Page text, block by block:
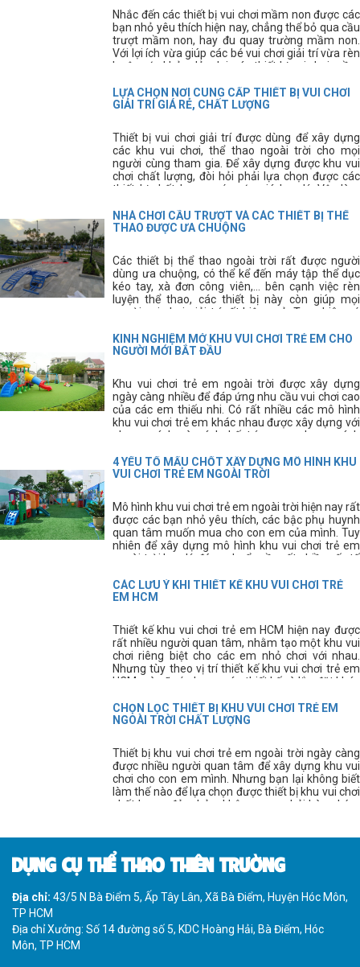
khỏe. Dụng cụ thể thao ngoài trời là lĩnh vực mà
Thiên Trường Sport luôn luôn chú trọng hàng
đầu. vì vậy, dụng cụ thể thao ngoài trời là lĩnh vực
mà Thiên Trường Sport luôn luôn chú trọng hàng
đầu, nhằm mang đến cho quý khách hàng những
Nhắc đến các thiết bị vui chơi mầm non được các
bạn nhỏ yêu thích hiện nay, chẳng thể bỏ qua cầu
trượt mầm non, hay đu quay trường mầm non.
Với lợi ích vừa giúp các bé vui chơi giải trí vừa rèn
luyện sức khỏe dẻo dai, các thiết bị vui chơi mầm
tâm.
LỰA CHỌN NƠI CUNG CẤP THIẾT BỊ VUI CHƠI
GIẢI TRÍ GIÁ RẺ, CHẤT LƯỢNG
Thiết bị vui chơi giải trí được dùng để xây dựng
các khu vui chơi, thể thao ngoài trời cho mọi
người cùng tham gia. Để xây dựng được khu vui
chơi chất lượng, đòi hỏi phải lựa chọn được các
thiết bị chất lượng, có mức giá hợp lý. Vậy làm
thiết bị vui chơi chất lượng, giá rẻ đây?
NHÀ CHƠI CẦU TRƯỢT VÀ CÁC THIẾT BỊ THỂ
THAO ĐƯỢC ƯA CHUỘNG
Các thiết bị thể thao ngoài trời rất được người
dùng ưa chuộng, có thể kể đến máy tập thể dục
kéo tay, xà đơn công viên,... bên cạnh việc rèn
luyện thể thao, các thiết bị này còn giúp mọi
người vui chơi giải trí rất hiệu quả. Tuy nhiên có
bị này, hãy cùng tìm hiểu kĩ hơn về các thiết bị thể
thao thông dụng này.
KINH NGHIỆM MỞ KHU VUI CHƠI TRẺ EM CHO
NGƯỜI MỚI BẮT ĐẦU
Khu vui chơi trẻ em ngoài trời được xây dựng
ngày càng nhiều để đáp ứng nhu cầu vui chơi cao
của các em thiếu nhi. Có rất nhiều các mô hình
khu vui chơi trẻ em khác nhau được xây dựng với
phong cách và cách bố trí mang phong cách
trẻ em ưng ý các bạn cần phải có kinh nghiệm thi
công sân chơi trẻ em.
4 YẾU TỐ MẤU CHỐT XÂY DỰNG MÔ HÌNH KHU
VUI CHƠI TRẺ EM NGOÀI TRỜI
Mô hình khu vui chơi trẻ em ngoài trời hiện nay rất
được các bạn nhỏ yêu thích, các bậc phụ huynh
quan tâm muốn mua cho con em của mình. Tuy
nhiên để xây dựng mô hình khu vui chơi trẻ em
ngoài trời hợp lý, đúng chuẩn cần rất nhiều yếu tố
CÁC LƯU Ý KHI THIẾT KẾ KHU VUI CHƠI TRẺ
EM HCM
Thiết kế khu vui chơi trẻ em HCM hiện nay được
rất nhiều người quan tâm, nhằm tạo một khu vui
chơi riêng biệt cho các em nhỏ chơi với nhau.
Nhưng tùy theo vị trí thiết kế khu vui chơi trẻ em
HCM mà sẽ có phương án thiết kế và lắp đặt khác
CHỌN LỌC THIẾT BỊ KHU VUI CHƠI TRẺ EM
NGOÀI TRỜI CHẤT LƯỢNG
Thiết bị khu vui chơi trẻ em ngoài trời ngày càng
được nhiều người quan tâm để xây dựng khu vui
chơi cho con em mình. Nhưng bạn lại không biết
làm thế nào để lựa chọn được thiết bị khu vui chơi
chất lượng đảm bảo, không mua phải hàng kém
DỤNG CỤ THỂ THAO THIÊN TRƯỜNG
Địa chỉ: 43/5 N Bà Điểm 5, Ấp Tây Lân, Xã Bà Điểm, Huyện Hóc Môn,
TP HCM
Địa chỉ Xưởng: Số 14 đường số 5, KDC Hoàng Hải, Bà Điểm, Hóc
Môn, TP HCM